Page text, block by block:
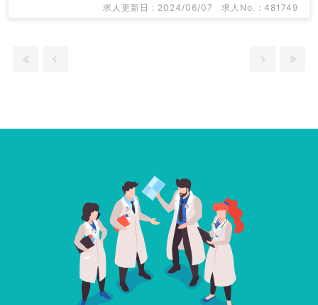
求人更新日 : 2024/06/07 求人No. : 481749